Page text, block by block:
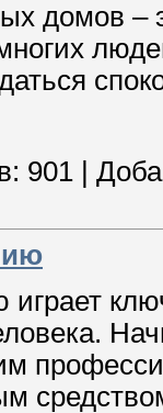
домов –
901
играет